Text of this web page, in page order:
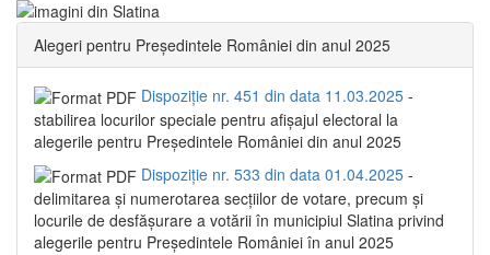
Alegeri pentru Președintele României din anul 2025
Dispoziție nr. 451 din data 11.03.2025 -
stabilirea locurilor speciale pentru afișajul electoral la
alegerile pentru Președintele României din anul 2025
Dispoziție nr. 533 din data 01.04.2025 -
delimitarea şi numerotarea secţiilor de votare, precum şi
locurile de desfăşurare a votării în municipiul Slatina privind
alegerile pentru Preşedintele României în anul 2025